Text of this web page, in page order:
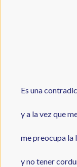
Es una
y a la vez que
me preocupa la
y no tener